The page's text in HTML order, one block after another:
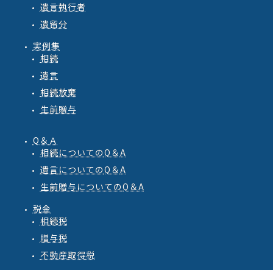
遺言執行者
遺留分
実例集
相続
遺言
相続放棄
生前贈与
Q＆Ａ
相続についてのQ ＆A
遺言についてのQ ＆A
生前贈与についてのQ ＆A
税金
相続税
贈与税
不動産取得税